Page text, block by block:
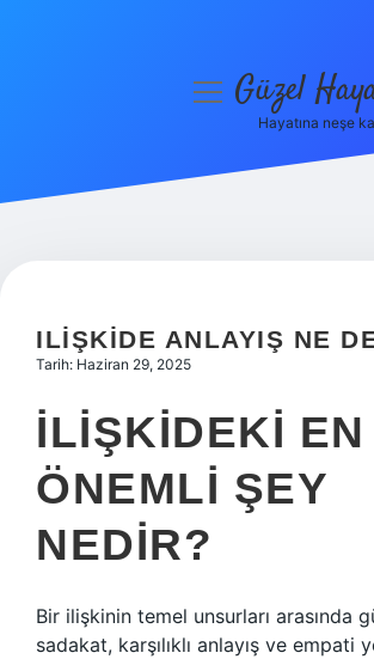
Hakkımızda
menüyüGüzel
Hayatına neşe
ILIŞKIDE ANLAYIŞ NE
Tarih: Haziran 29, 2025
İLIŞKIDEKI EN
ÖNEMLI ŞEY
NEDIR?
Bir ilişkinin temel unsurları arasında
sadakat, karşılıklı anlayış ve empati